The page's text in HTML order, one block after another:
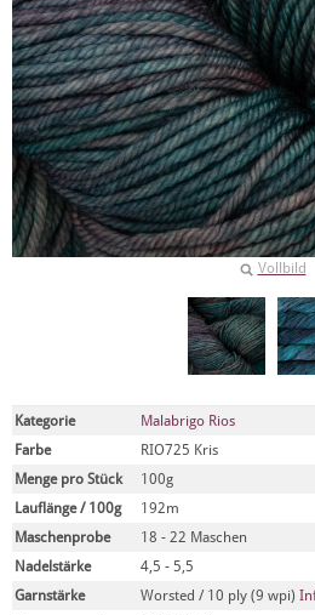
Vollbild
Kategorie
Malabrigo Rios
Farbe
RIO725 Kris
Menge pro Stück
100g
Lauflänge / 100g
192m
Maschenprobe
18 - 22 Maschen
Nadelstärke
4,5 - 5,5
Garnstärke
Worsted / 10 ply (9 wpi)